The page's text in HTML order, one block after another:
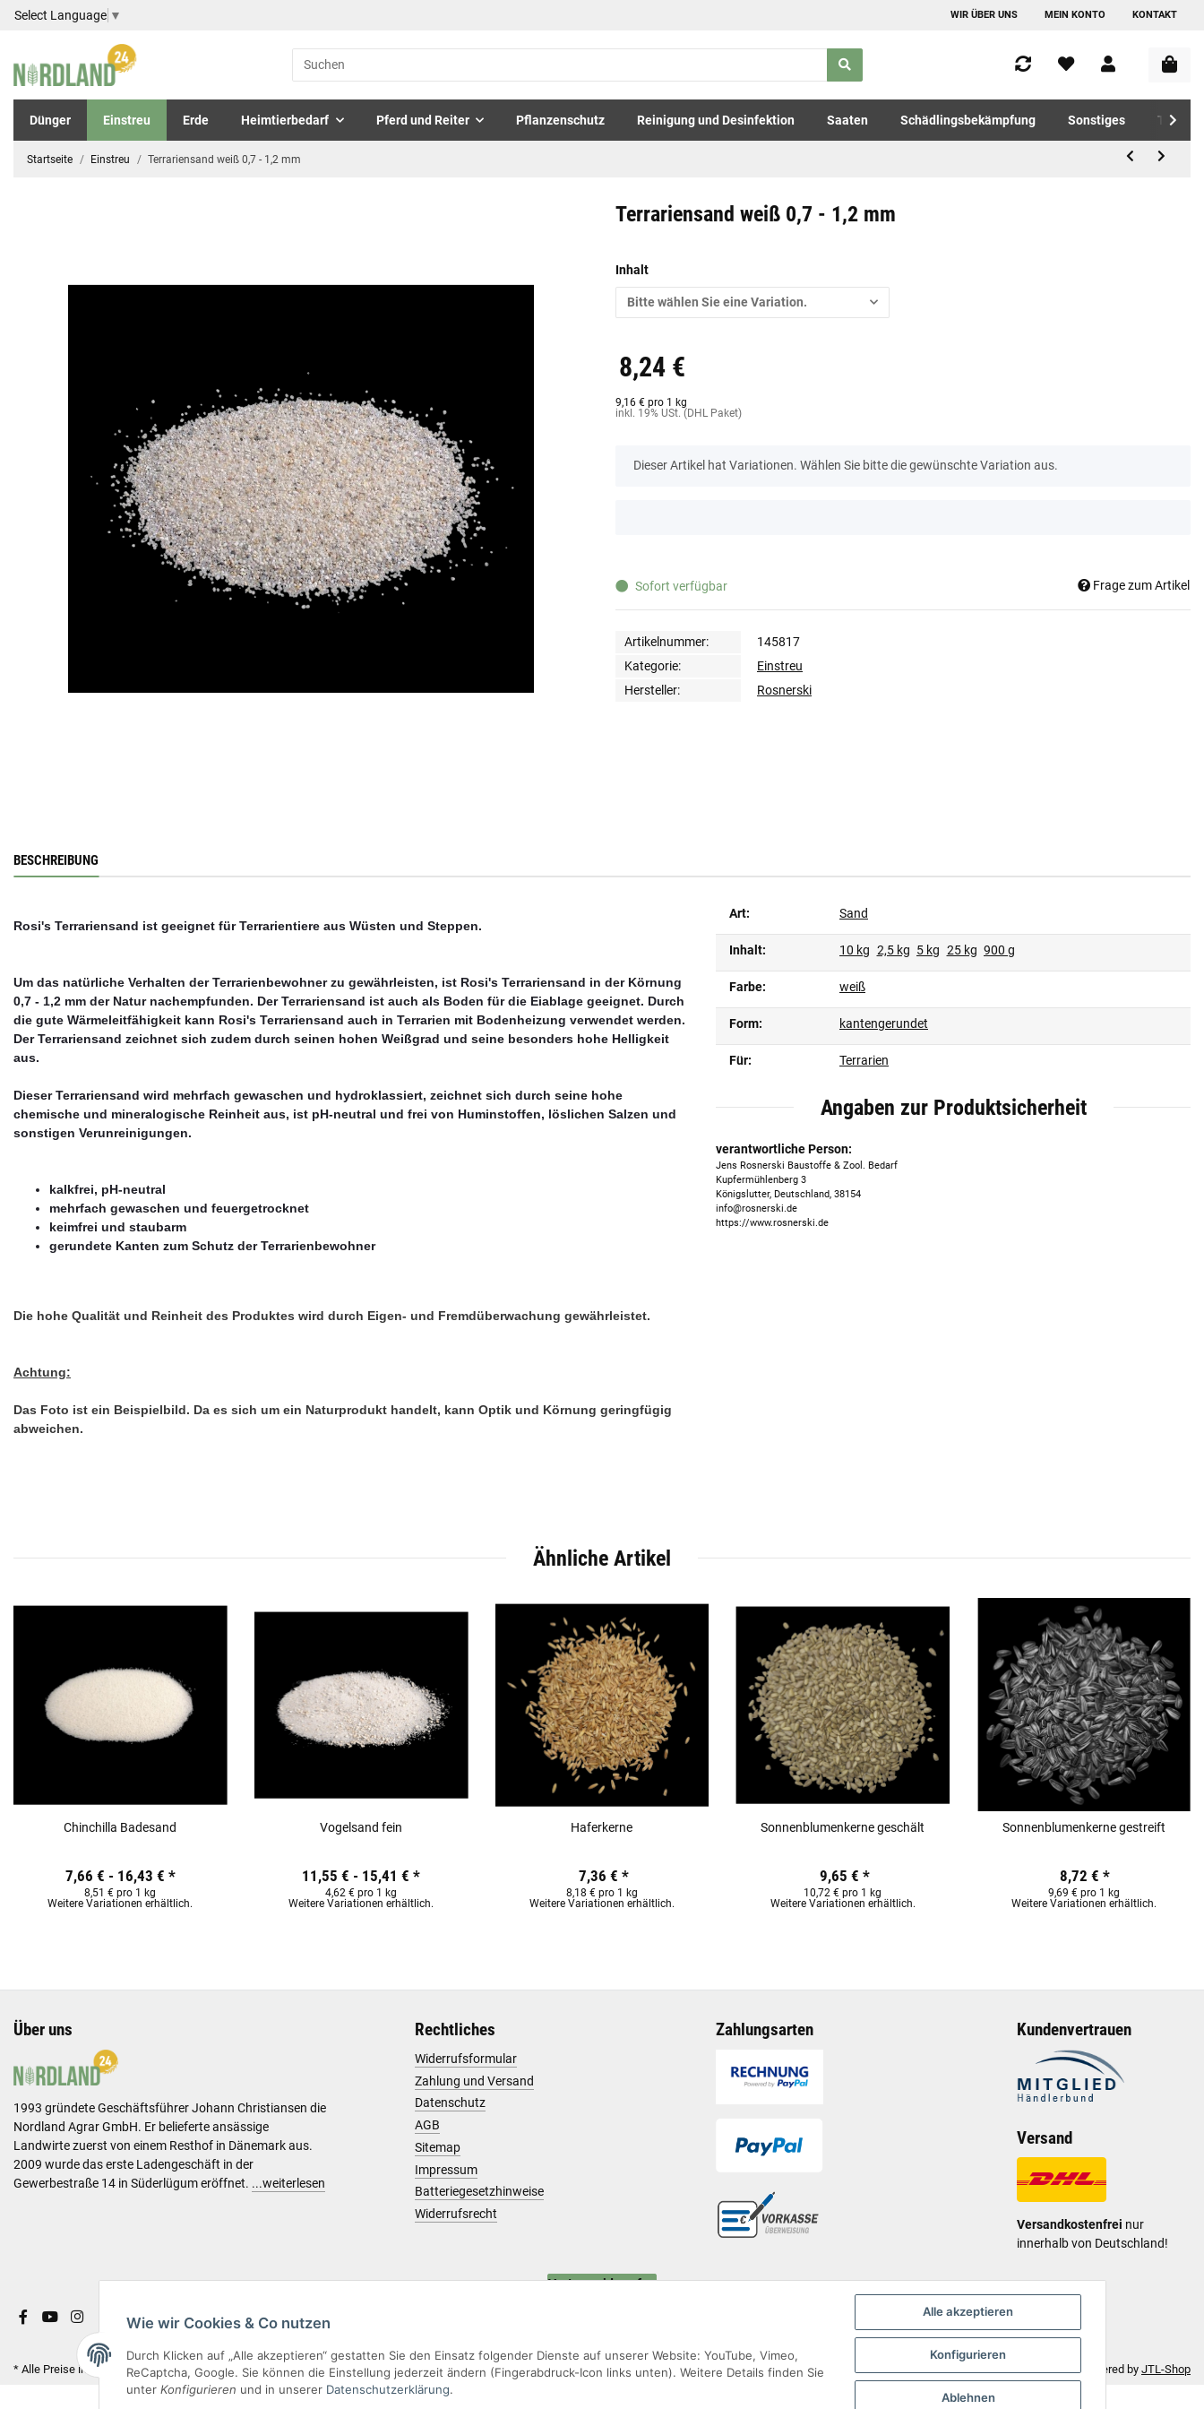
Select Language ▼ WIR ÜBER UNS MEIN KONTO KONTAKT
Dünger Einstreu Erde Heimtierbedarf Pferd und Reiter Pflanzenschutz Reinigung und Desinfektion Saaten Schädlingsbekämpfung Sonstiges
Startseite Einstreu Terrariensand weiß 0,7 - 1,2 mm
Terrariensand weiß 0,7 - 1,2 mm
Inhalt
Bitte wählen Sie eine Variation.
8,24 €
9,16 € pro 1 kg
inkl. 19% USt. (DHL Paket)
x
Dieser Artikel hat Variationen. Wählen Sie bitte die gewünschte Variation aus.
Sofort verfügbar Frage zum Artikel
Artikelnummer:
145817
Kategorie:
Einstreu
Hersteller:
Rosnerski
BESCHREIBUNG
Rosi's Terrariensand ist geeignet für Terrarientiere aus Wüsten und Steppen.
Um das natürliche Verhalten der Terrarienbewohner zu gewährleisten, ist Rosi's Terrariensand in der Körnung
0,7 - 1,2 mm der Natur nachempfunden. Der Terrariensand ist auch als Boden für die Eiablage geeignet. Durch
die gute Wärmeleitfähigkeit kann Rosi's Terrariensand auch in Terrarien mit Bodenheizung verwendet werden.
Der Terrariensand zeichnet sich zudem durch seinen hohen Weißgrad und seine besonders hohe Helligkeit
aus.
Dieser Terrariensand wird mehrfach gewaschen und hydroklassiert, zeichnet sich durch seine hohe
chemische und mineralogische Reinheit aus, ist pH-neutral und frei von Huminstoffen, löslichen Salzen und
sonstigen Verunreinigungen.
kalkfrei, pH-neutral
mehrfach gewaschen und feuergetrocknet
keimfrei und staubarm
gerundete Kanten zum Schutz der Terrarienbewohner
Die hohe Qualität und Reinheit des Produktes wird durch Eigen- und Fremdüberwachung gewährleistet.
Achtung:
Das Foto ist ein Beispielbild. Da es sich um ein Naturprodukt handelt, kann Optik und Körnung geringfügig
abweichen.
Art: Sand
Inhalt: 10 kg 2,5 kg 5 kg 25 kg 900 g
Farbe: weiß
Form: kantengerundet
Für: Terrarien
Angaben zur Produktsicherheit
verantwortliche Person:
Jens Rosnerski Baustoffe & Zool. Bedarf
Kupfermühlenberg 3
Königslutter, Deutschland, 38154
info@rosnerski.de
https://www.rosnerski.de
Ähnliche Artikel
Chinchilla Badesand
7,66 € - 16,43 € *
8,51 € pro 1 kg
Weitere Variationen erhältlich.
Vogelsand fein
11,55 € - 15,41 €*
4,62 € pro 1 kg
Weitere Variationen erhältlich.
Haferkerne
7,36 € *
8,18 € pro 1 kg
Weitere Variationen erhältlich.
Sonnenblumenkerne geschält
9,65 € *
10,72 € pro 1 kg
Weitere Variationen erhältlich.
Sonnenblumenkerne gestreift
8,72 €*
9,69 € pro 1 kg
Weitere Variationen erhältlich.
Über uns
1993 gründete Geschäftsführer Johann Christiansen die
Nordland Agrar GmbH. Er belieferte ansässige
Landwirte zuerst von einem Resthof in Dänemark aus.
2009 wurde das erste Ladengeschäft in der
Gewerbestraße 14 in Süderlügum eröffnet. ...weiterlesen
Rechtliches
Widerrufsformular
Zahlung und Versand
Datenschutz
AGB
Sitemap
Impressum
Batteriegesetzhinweise
Widerrufsrecht
Zahlungsarten Kundenvertrauen
Versand
Versandkostenfrei nur
innerhalb von Deutschland!
Vertrag widerrufen
* Alle Preise inkl. gesetzlicher USt. & versandkostenfrei. • Powered by JTL-Shop
Wie wir Cookies & Co nutzen
Durch Klicken auf „Alle akzeptieren“ gestatten Sie den Einsatz folgender Dienste auf unserer Website: YouTube, Vimeo,
ReCaptcha, Google. Sie können die Einstellung jederzeit ändern (Fingerabdruck-Icon links unten). Weitere Details finden Sie
unter Konfigurieren und in unserer Datenschutzerklärung.
Alle akzeptieren
Konfigurieren
Ablehnen